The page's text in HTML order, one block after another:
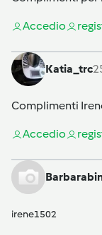
Accedio
Katia_trc
Complimenti
Accedio
irene1502